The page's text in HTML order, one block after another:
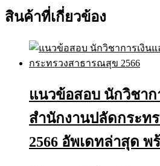
สินค้าที่เกี่ยวข้อง
แนวข้อสอบ นักวิชา
สำนักงานปลัดกระท
2566 อัพเดทล่าสุด พ